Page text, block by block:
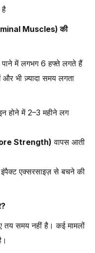
है
Muscles) की
में लगभग 6 हफ्ते लगते हैं
भी ज़्यादा समय लगता
होने में 2–3 महीने लग
Strength) वापस आती
इंपैक्ट एक्सरसाइज़ से बचने की
तय समय नहीं है। कई मामलों